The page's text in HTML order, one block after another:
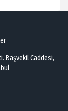
Başvekil Caddesi,